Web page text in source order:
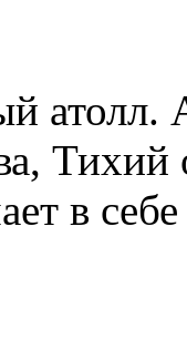
атолл.
Тихий
в